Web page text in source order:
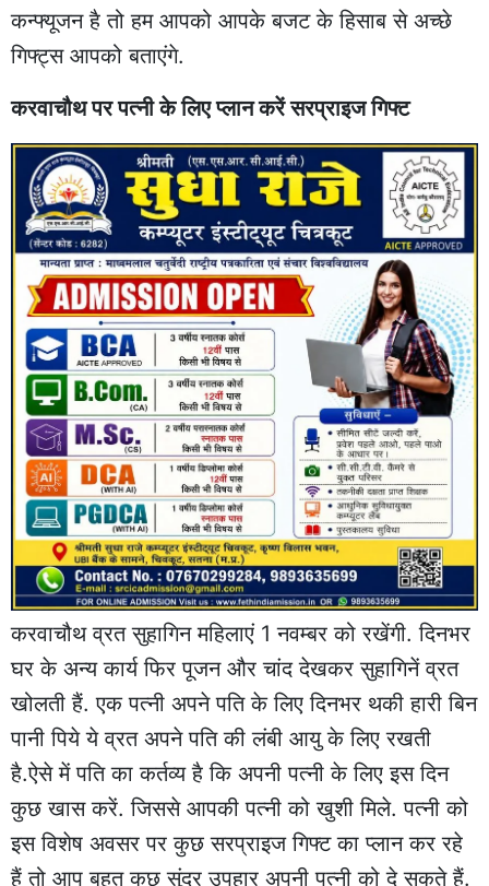
कन्फ्यूजन है तो हम आपको आपके बजट के हिसाब से अच्छे
गिफ्ट्स आपको बताएंगे.
करवाचौथ पर पत्नी के लिए प्लान करें सरप्राइज गिफ्ट
करवाचौथ व्रत सुहागिन महिलाएं 1 नवम्बर को रखेंगी. दिनभर
घर के अन्य कार्य फिर पूजन और चांद देखकर सुहागिनें व्रत
खोलती हैं. एक पत्नी अपने पति के लिए दिनभर थकी हारी बिन
पानी पिये ये व्रत अपने पति की लंबी आयु के लिए रखती
है.ऐसे में पति का कर्तव्य है कि अपनी पत्नी के लिए इस दिन
कुछ खास करें. जिससे आपकी पत्नी को खुशी मिले. पत्नी को
इस विशेष अवसर पर कुछ सरप्राइज गिफ्ट का प्लान कर रहे
हैं तो आप बहुत कुछ सुंदर उपहार अपनी पत्नी को दे सकते हैं.